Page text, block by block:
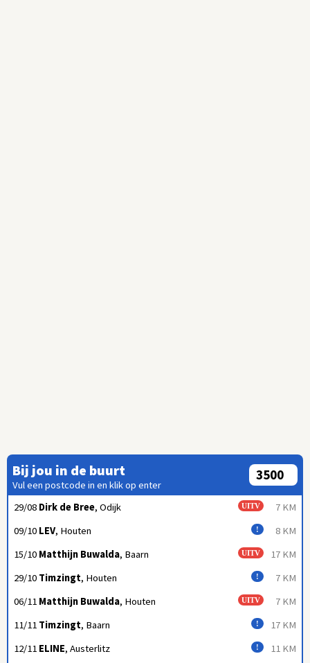
Bij jou in de buurt
Vul een postcode in en klik op enter
7 KM
UITV
29/08 Dirk de Bree, Odijk
8 KM
!
09/10 LEV, Houten
17 KM
UITV
15/10 Matthijn Buwalda, Baarn
7 KM
!
29/10 Timzingt, Houten
7 KM
UITV
06/11 Matthijn Buwalda, Houten
17 KM
!
11/11 Timzingt, Baarn
11 KM
!
12/11 ELINE, Austerlitz